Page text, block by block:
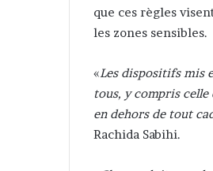
que ces règles
les zones sensibles.
«Les dispositifs mis
tous, y compris
en dehors de tout
Rachida Sabihi.